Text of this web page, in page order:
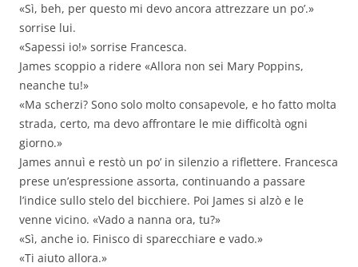
«Sì, beh, per questo mi devo ancora attrezzare un po’.»
sorrise lui.
«Sapessi io!» sorrise Francesca.
James scoppio a ridere «Allora non sei Mary Poppins,
neanche tu!»
«Ma scherzi? Sono solo molto consapevole, e ho fatto molta
strada, certo, ma devo affrontare le mie difficoltà ogni
giorno.»
James annuì e restò un po’ in silenzio a riflettere. Francesca
prese un’espressione assorta, continuando a passare
l’indice sullo stelo del bicchiere. Poi James si alzò e le
venne vicino. «Vado a nanna ora, tu?»
«Sì, anche io. Finisco di sparecchiare e vado.»
«Ti aiuto allora.»